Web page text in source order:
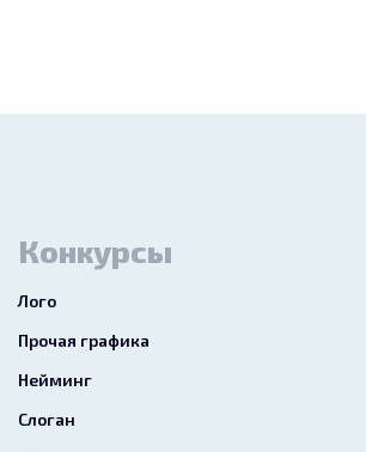
Конкурсы
Лого
Прочая графика
Нейминг
Слоган